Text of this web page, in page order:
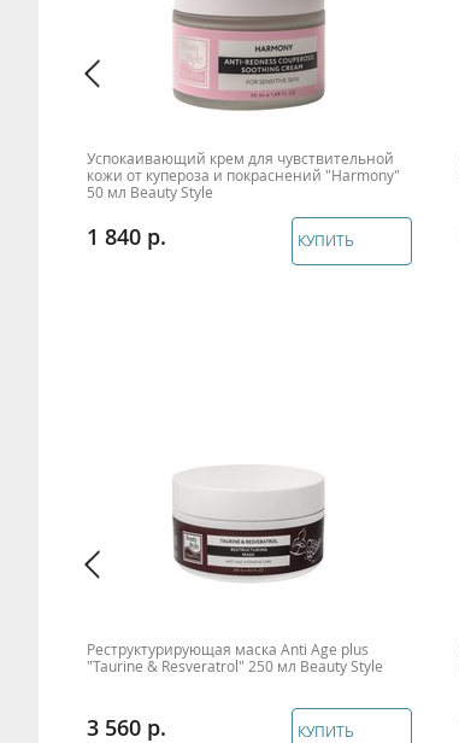
Успокаивающий крем для чувствительной
кожи от купероза и покраснений "Harmony"
50 мл Beauty Style
1 840 КУПИТЬ
Реструктурирующая маска Anti Age plus
"Taurine & Resveratrol" 250 мл Beauty Style
3 560 КУПИТЬ